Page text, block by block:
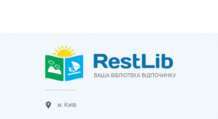
ВАША БІБЛІОТЕКА ВІДПОЧИНКУ
м. Київ